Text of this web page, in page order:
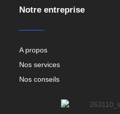
Notre entreprise
A propos
Nos services
Nos conseils